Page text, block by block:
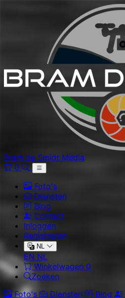
Bram de Smidt Media
0
Foto's
Diensten
Blog
Contact
Inloggen
Registreren
NL
EN NL
Winkelwagen 0
Zoeken
Foto's
Diensten Blog